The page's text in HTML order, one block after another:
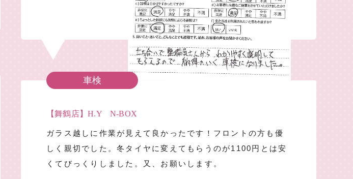
車検
【舞鶴店】H.Y N-BOX
ガラス越しに作業が見えて良かったです！フロントの方も優
しく親切でした。冬タイヤに変えてもらうのが1100円とは安
くてびっくりしました。又、お願いします。